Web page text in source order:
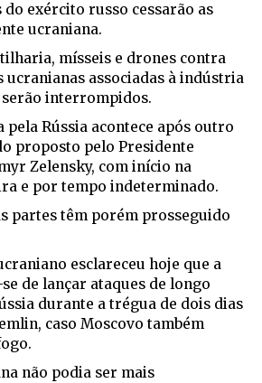
exército russo cessarão as
ucraniana.
mísseis e drones contra
ucranianas associadas à indústria
serão interrompidos.
pela Rússia acontece após outro
proposto pelo Presidente
Zelensky, com início na
e por tempo indeterminado.
partes têm porém prosseguido
esclareceu hoje que a
de lançar ataques de longo
durante a trégua de dois dias
caso Moscovo também
não podia ser mais